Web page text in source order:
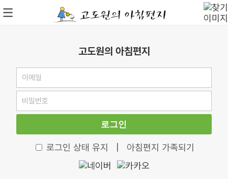
고도원의 아침편지
로그인
로그인 상태 유지 아침편지 가족되기